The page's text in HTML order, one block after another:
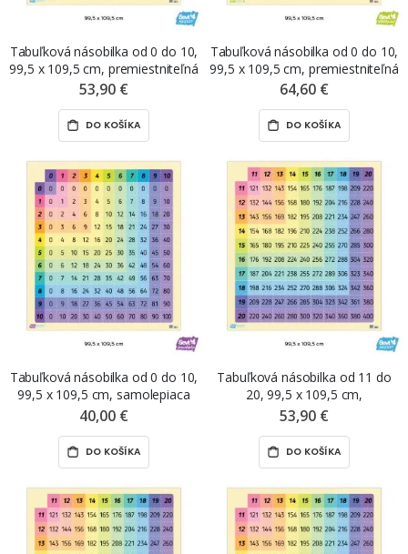
Tabuľková násobilka od 0 do 10,
99,5 x 109,5 cm, premiestniteľná
magnetická fólia ŠEVT MAGNET
53,90 €
DO KOŠÍKA
Tabuľková násobilka od 0 do 10,
99,5 x 109,5 cm, premiestniteľná
nálepka ŠEVT NANO print
64,60 €
DO KOŠÍKA
Tabuľková násobilka od 0 do 10,
99,5 x 109,5 cm, samolepiaca
nálepka ŠEVT samolepka
40,00 €
DO KOŠÍKA
Tabuľková násobilka od 11 do
20, 99,5 x 109,5 cm,
premiestniteľná magnetická fólia
53,90 €
DO KOŠÍKA